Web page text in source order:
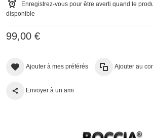
Enregistrez-vous pour être averti quand le
disponible
99,00 €
Ajouter à mes préférés Ajouter au
Envoyer à un ami